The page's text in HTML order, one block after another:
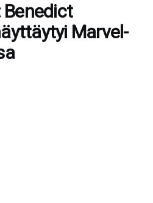
Benedict
Marvel-